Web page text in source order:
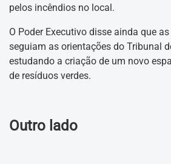
pelos incêndios no local.
O Poder Executivo disse ainda que
seguiam as orientações do Tribunal
estudando a criação de um novo
de resíduos verdes.
Outro lado